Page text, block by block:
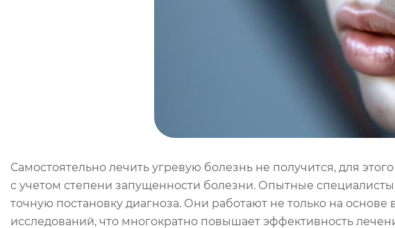
Самостоятельно лечить угревую болезнь не получится, для
с учетом степени запущенности болезни. Опытные
точную постановку диагноза. Они работают не только на
исследований, что многократно повышает эффективность